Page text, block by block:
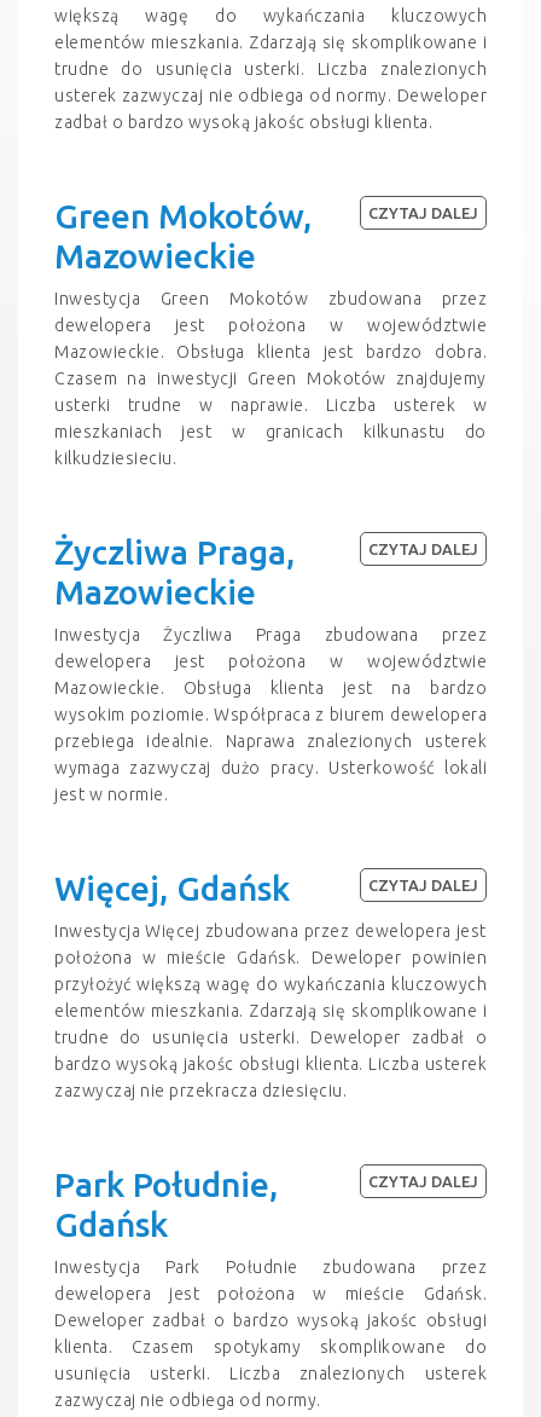
większą wagę do wykańczania kluczowych
elementów mieszkania. Zdarzają się skomplikowane i
trudne do usunięcia usterki. Liczba znalezionych
usterek zazwyczaj nie odbiega od normy. Deweloper
zadbał o bardzo wysoką jakośc obsługi klienta.
Green Mokotów,
Mazowieckie
Inwestycja Green Mokotów zbudowana przez
dewelopera jest położona w województwie
Mazowieckie. Obsługa klienta jest bardzo dobra.
Czasem na inwestycji Green Mokotów znajdujemy
usterki trudne w naprawie. Liczba usterek w
mieszkaniach jest w granicach kilkunastu do
kilkudziesieciu.
CZYTAJ DALEJ
Życzliwa Praga,
Mazowieckie
Inwestycja Życzliwa Praga zbudowana przez
dewelopera jest położona w województwie
Mazowieckie. Obsługa klienta jest na bardzo
wysokim poziomie. Współpraca z biurem dewelopera
przebiega idealnie. Naprawa znalezionych usterek
wymaga zazwyczaj dużo pracy. Usterkowość lokali
jest w normie.
CZYTAJ DALEJ
Więcej, Gdańsk
Inwestycja Więcej zbudowana przez dewelopera jest
położona w mieście Gdańsk. Deweloper powinien
przyłożyć większą wagę do wykańczania kluczowych
elementów mieszkania. Zdarzają się skomplikowane i
trudne do usunięcia usterki. Deweloper zadbał o
bardzo wysoką jakośc obsługi klienta. Liczba usterek
zazwyczaj nie przekracza dziesięciu.
CZYTAJ DALEJ
Park Południe,
Gdańsk
Inwestycja Park Południe zbudowana przez
dewelopera jest położona w mieście Gdańsk.
Deweloper zadbał o bardzo wysoką jakośc obsługi
klienta. Czasem spotykamy skomplikowane do
usunięcia usterki. Liczba znalezionych usterek
zazwyczaj nie odbiega od normy.
CZYTAJ DALEJ